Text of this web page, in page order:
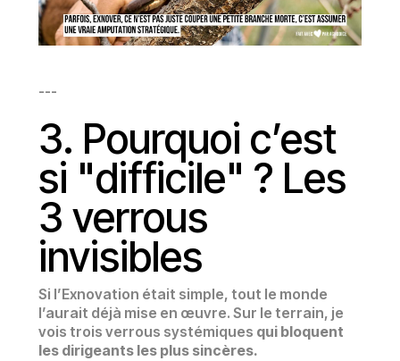
---
3. Pourquoi c’est
si "difficile" ? Les
3 verrous
invisibles
Si l’Exnovation était simple, tout le monde
l’aurait déjà mise en œuvre. Sur le terrain, je
vois trois verrous systémiques qui bloquent
les dirigeants les plus sincères.